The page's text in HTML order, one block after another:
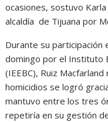
ocasiones, sostuvo
alcaldía de Tijuana por
Durante su
domingo por el Instituto
(IEEBC), Ruiz
homicidios se logró
mantuvo entre los tres
repetiría en su gestión